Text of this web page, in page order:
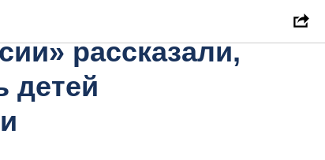
рассказали,
детей